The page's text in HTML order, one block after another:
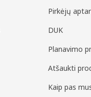
Pirkėjų
DUK
Planavimo
Atšaukti
Kaip pas